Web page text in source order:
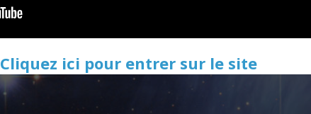
Cliquez ici pour entrer sur le site